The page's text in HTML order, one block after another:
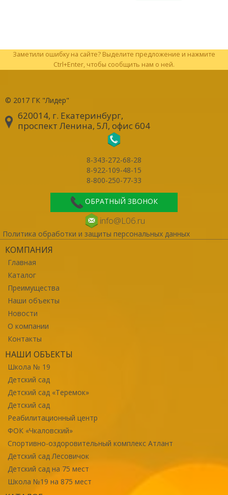
Заметили ошибку на сайте? Выделите предложение и нажмите
Ctrl+Enter, чтобы сообщить нам о ней.
© 2017 ГК "Лидер"
620014, г. Екатеринбург,
проспект Ленина, 5Л, офис 604
8-343-272-68-28
8-922-109-48-15
8-800-250-77-33
ОБРАТНЫЙ ЗВОНОК
info@L06.ru
Политика обработки и защиты персональных данных
КОМПАНИЯ
Главная
Каталог
Преимущества
Наши объекты
Новости
О компании
Контакты
НАШИ ОБЪЕКТЫ
Школа № 19
Детский сад
Детский сад «Теремок»
Детский сад
Реабилитационный центр
ФОК «Чкаловский»
Спортивно-оздоровительный комплекс Атлант
Детский сад Лесовичок
Детский сад на 75 мест
Школа №19 на 875 мест